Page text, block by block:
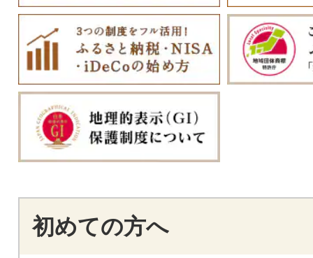
初めての方へ